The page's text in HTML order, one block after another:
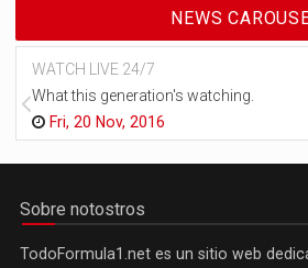
NEWS
WATCH LIVE 24/7
What this generation's watching.
Fri, 20 Nov, 2016
Sobre notostros
TodoFormula1.net es un sitio web